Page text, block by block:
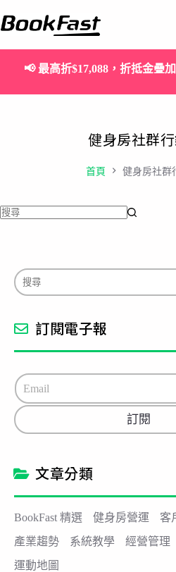
📢 最高折$17,088，折抵金疊
健身房社群
首頁 健身房社群
訂閱電子報
E
m
a
i
訂閱
文章分類
BookFast 精選 健身房營運
客
產業趨勢
系統教學 經營管理
運動地圖